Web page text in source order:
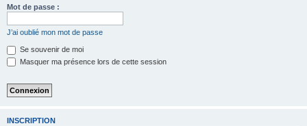
Mot de passe :
J’ai oublié mon mot de passe
Se souvenir de moi
Masquer ma présence lors de cette session
INSCRIPTION